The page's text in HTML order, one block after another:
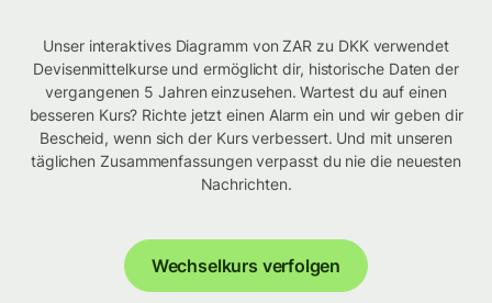
Unser interaktives Diagramm von ZAR zu DKK verwendet
Devisenmittelkurse und ermöglicht dir, historische Daten der
vergangenen 5 Jahren einzusehen. Wartest du auf einen
besseren Kurs? Richte jetzt einen Alarm ein und wir geben dir
Bescheid, wenn sich der Kurs verbessert. Und mit unseren
täglichen Zusammenfassungen verpasst du nie die neuesten
Nachrichten.
Wechselkurs verfolgen